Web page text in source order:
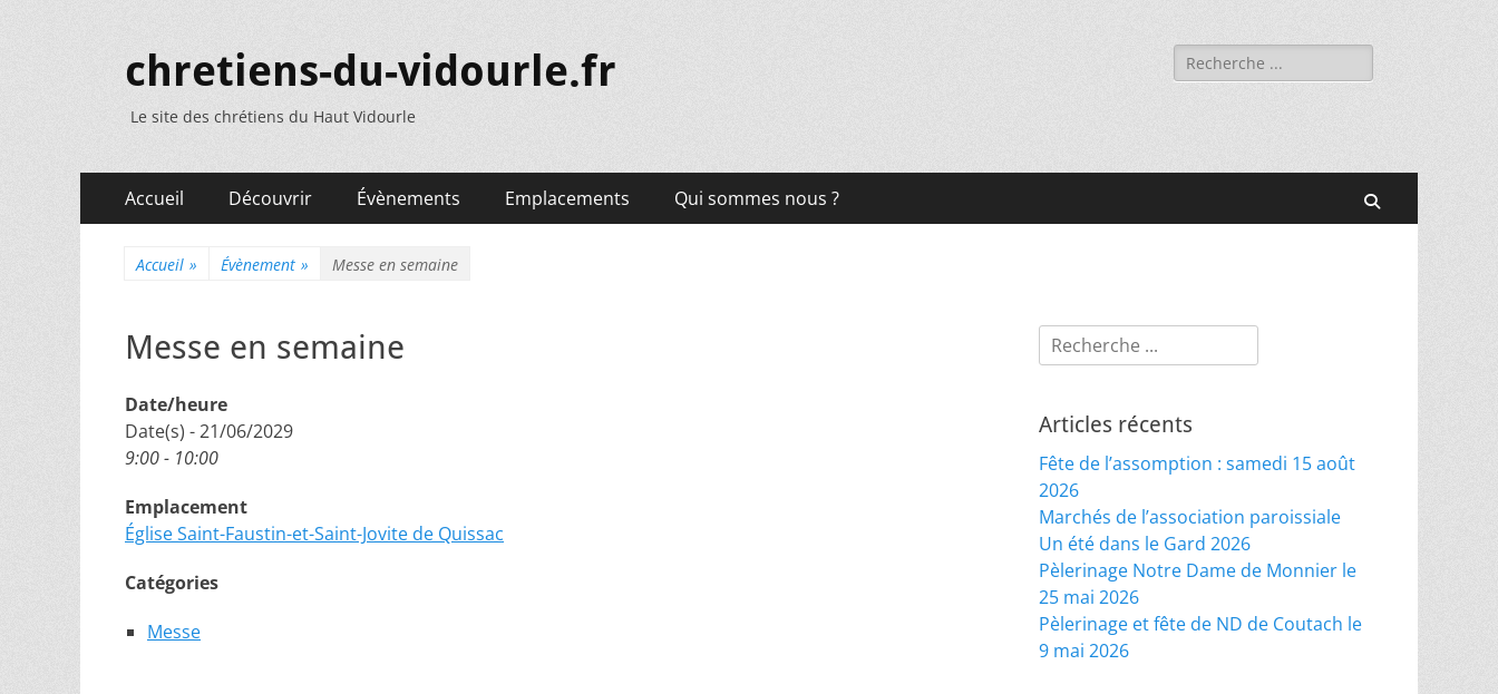
chretiens-du-vidourle.fr
Le site des chrétiens du Haut Vidourle
Rechercher :
Menu
principal
Accueil Découvrir Évènements Emplacements Qui sommes nous ?
Accueil » Évènement » Messe en semaine
Messe en semaine
Date/heure
Date(s) - 21/06/2029
9:00 - 10:00
Emplacement
Église Saint-Faustin-et-Saint-Jovite de Quissac
Catégories
Messe
Rechercher :
Articles récents
Fête de l’assomption : samedi 15 août
2026
Marchés de l’association paroissiale
Un été dans le Gard 2026
Pèlerinage Notre Dame de Monnier le
25 mai 2026
Pèlerinage et fête de ND de Coutach le
9 mai 2026